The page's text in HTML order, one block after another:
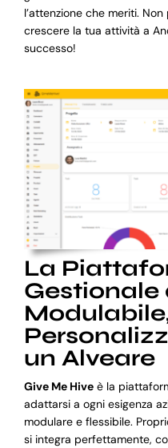
l’attenzione che meriti.
crescere la tua attività a
successo!
La
Gestionale
un Alveare
Give Me Hiveè la
adattarsi a ogni esigenza
modulare e flessibile.
si integra perfettamente,